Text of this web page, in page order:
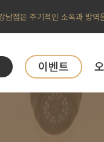
점은 주기적인 소독과 방
이벤트